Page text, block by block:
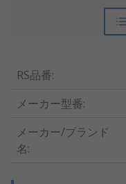
RS品番:
メーカー型番:
メーカー/ブランド
名: